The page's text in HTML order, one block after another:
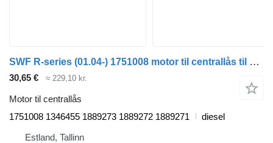
SWF R-series (01.04-) 1751008 motor til centrallås til Scania P,G,R,T-series (2004-2017) trækker
30,65 € ≈ 229,10 kr.
Motor til centrallås
1751008 1346455 1889273 1889272 1889271
diesel
Estland, Tallinn